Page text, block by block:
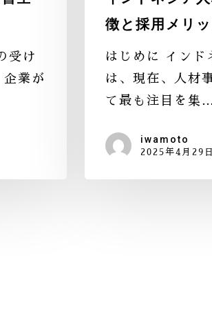
受け
企業が
徴と採用メリッ
はじめに インド
は、現在、人材
て最も注目を集…
iwamoto
2025年4月29日